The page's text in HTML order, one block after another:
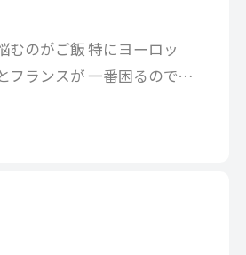
むのがご飯 特にヨーロッ
フランスが 一番困るのです
た一人での夕ご飯 今